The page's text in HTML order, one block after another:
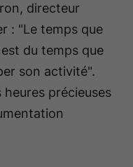
directeur
: "Le temps que
du temps que
son activité".
précieuses